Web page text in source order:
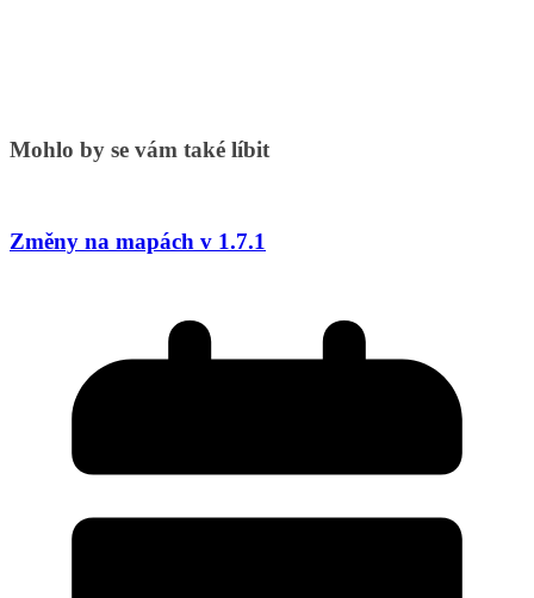
Mohlo by se vám také líbit
Změny na mapách v 1.7.1